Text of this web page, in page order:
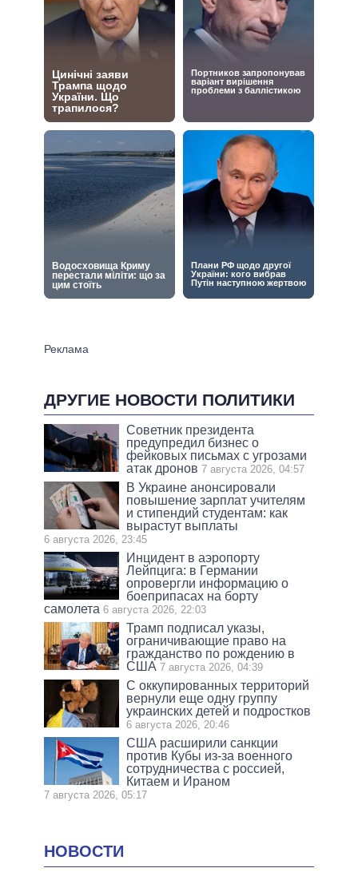
ДРУГИЕ НОВОСТИ ПОЛИТИКИ
Советник президента
предупредил бизнес о
фейковых письмах с угрозами
атак дронов 7 августа 2026, 04:57
В Украине анонсировали
повышение зарплат учителям
и стипендий студентам: как
вырастут выплаты
6 августа 2026, 23:45
Инцидент в аэропорту
Лейпцига: в Германии
опровергли информацию о
боеприпасах на борту
самолета 6 августа 2026, 22:03
Трамп подписал указы,
ограничивающие право на
гражданство по рождению в
США 7 августа 2026, 04:39
С оккупированных территорий
вернули еще одну группу
украинских детей и подростков
6 августа 2026, 20:46
США расширили санкции
против Кубы из-за военного
сотрудничества с россией,
Китаем и Ираном
7 августа 2026, 05:17
НОВОСТИ